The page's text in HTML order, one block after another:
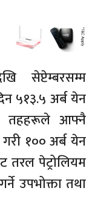
सेप्टेम्बरसम्म
५१३.५ अर्ब येन
तहहरूले आफ्नै
१०० अर्ब येन
तरल पेट्रोलियम
उपभोक्ता तथा